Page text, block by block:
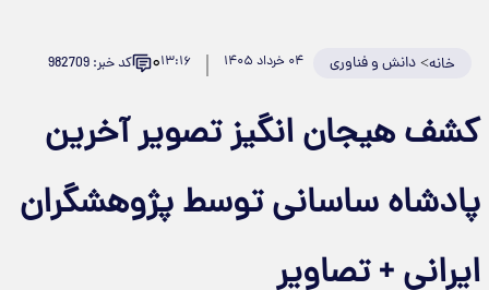
خانه>دانش و فناوری ۰۴ خرداد ۱۴۰۵ ۱۳:۱۶۰ کد خبر: 982709
کشف هیجان انگیز تصویر آخرین
پادشاه ساسانی توسط پژوهشگران
ایرانی + تصاویر